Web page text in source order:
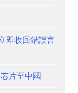
即收回錯誤言
片至中國